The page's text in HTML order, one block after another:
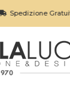
Gratuita Per